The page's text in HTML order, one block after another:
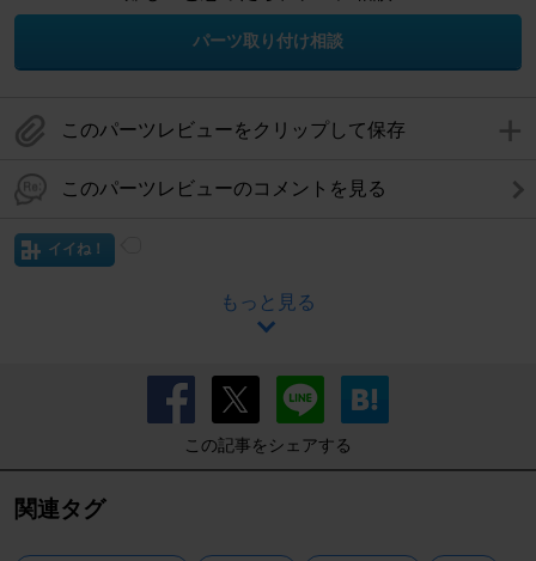
パーツ取り付け相談
このパーツレビューをクリップして保存
このパーツレビューのコメントを見る
イイね！
もっと見る
この記事をシェアする
関連タグ